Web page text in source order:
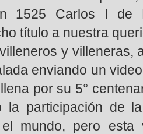
1525 Carlos I de
título a nuestra
y villeneras,
enviando un
por su 5°
la participación de
mundo, pero esta